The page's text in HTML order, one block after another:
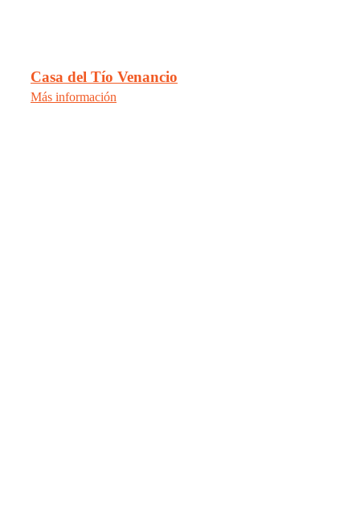
Casa del Tío Venancio
Más información